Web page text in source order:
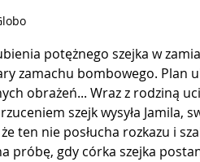
potężnego szejka w
zamachu bombowego. Plan
obrażeń... Wraz z rodziną
szejk wysyła Jamila,
ten nie posłucha rozkazu i
próbę, gdy córka szejka